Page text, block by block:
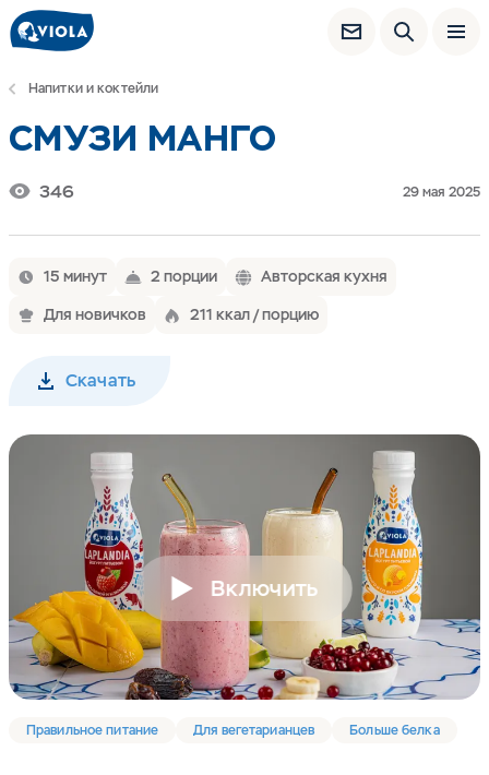
Напитки и коктейли
СМУЗИ МАНГО
346 29 мая 2025
15 минут 2 порции
Авторская кухня
Для новичков
211 ккал / порцию
Скачать
Правильное питание Для вегетарианцев Больше белка
Включить